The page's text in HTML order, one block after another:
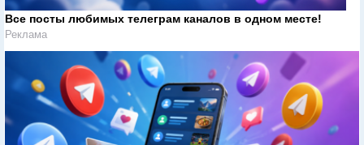
Все посты любимых телеграм каналов в одном месте!
Реклама